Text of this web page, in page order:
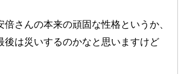
さんの本来の頑固な性格というか、
後は災いするのかなと思いますけど